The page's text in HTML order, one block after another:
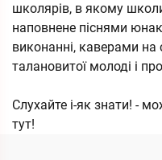
школярів, в якому
наповнене піснями
виконанні, каверами на
талановитої молоді і
Слухайте і-як знати! -
тут!